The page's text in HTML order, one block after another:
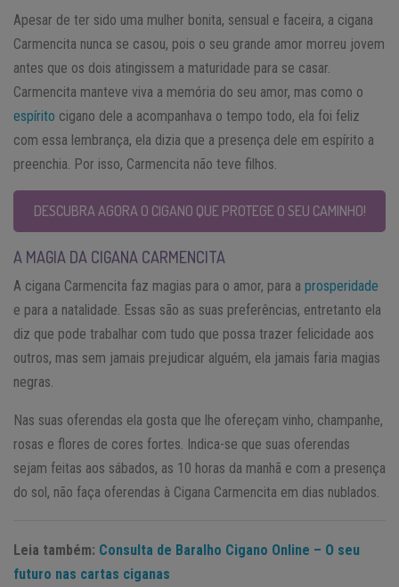
Apesar de ter sido uma mulher bonita, sensual e faceira, a cigana
Carmencita nunca se casou, pois o seu grande amor morreu jovem
antes que os dois atingissem a maturidade para se casar.
Carmencita manteve viva a memória do seu amor, mas como o
espírito cigano dele a acompanhava o tempo todo, ela foi feliz
com essa lembrança, ela dizia que a presença dele em espírito a
preenchia. Por isso, Carmencita não teve filhos.
DESCUBRA AGORA O CIGANO QUE PROTEGE O SEU CAMINHO!
A MAGIA DA CIGANA CARMENCITA
A cigana Carmencita faz magias para o amor, para a prosperidade
e para a natalidade. Essas são as suas preferências, entretanto ela
diz que pode trabalhar com tudo que possa trazer felicidade aos
outros, mas sem jamais prejudicar alguém, ela jamais faria magias
negras.
Nas suas oferendas ela gosta que lhe ofereçam vinho, champanhe,
rosas e flores de cores fortes. Indica-se que suas oferendas
sejam feitas aos sábados, as 10 horas da manhã e com a presença
do sol, não faça oferendas à Cigana Carmencita em dias nublados.
Leia também: Consulta de Baralho Cigano Online – O seu
futuro nas cartas ciganas